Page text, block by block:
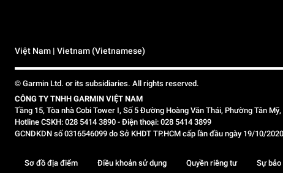
Việt Nam | Vietnam (Vietnamese)
© Garmin Ltd. or its subsidiaries. All rights reserved.
CÔNG TY TNHH GARMIN VIỆT NAM
Tầng 15, Tòa nhà Cobi Tower I, Số 5 Đường Hoàng Văn Thái, Phường Tân
Hotline CSKH: 028 5414 3890 - Điện thoại: 028 5414 3899
GCNDKDN số 0316546099 do Sở KHDT TP.HCM cấp lần đầu ngày 19/10/
Sơ đồ địa điểm Điều khoản sử dụng Quyền riêng tư Sự bảo